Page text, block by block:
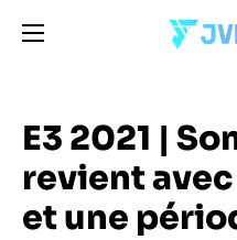
E3 2021 |
revient
et une